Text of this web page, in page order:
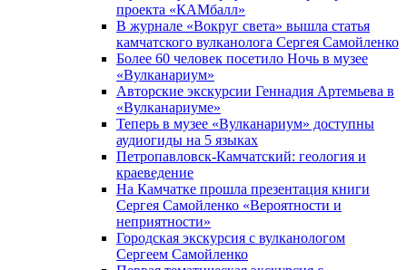
проекта «КАМбалл»
В журнале «Вокруг света» вышла статья
камчатского вулканолога Сергея Самойленко
Более 60 человек посетило Ночь в музее
«Вулканариум»
Авторские экскурсии Геннадия Артемьева в
«Вулканариуме»
Теперь в музее «Вулканариум» доступны
аудиогиды на 5 языках
Петропавловск-Камчатский: геология и
краеведение
На Камчатке прошла презентация книги
Сергея Самойленко «Вероятности и
неприятности»
Городская экскурсия с вулканологом
Сергеем Самойленко